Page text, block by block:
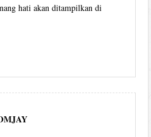
hati akan ditampilkan di